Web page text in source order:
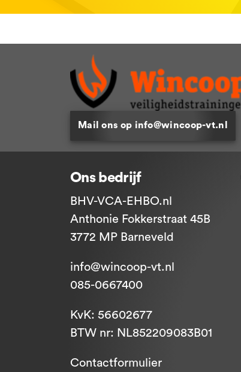
Mail ons op info@wincoop-vt.nl
Ons bedrijf
BHV-VCA-EHBO.nl
Anthonie Fokkerstraat 45B
3772 MP Barneveld
info@wincoop-vt.nl
085-0667400
KvK: 56602677
BTW nr: NL852209083B01
Contactformulier